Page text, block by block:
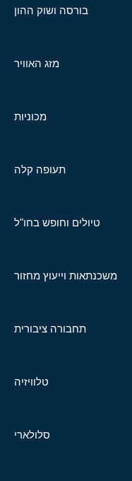
בורסה ושוק ההון
מזג האוויר
מכוניות
תעופה קלה
טיולים וחופש בחו"ל
משכנתאות וייעוץ מחזור
תחבורה ציבורית
טלוויזיה
סלולארי